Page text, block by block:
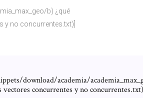
b) ¿qué
y no concurrentes.txt)]
download/academia/
vectores concurrentes y no